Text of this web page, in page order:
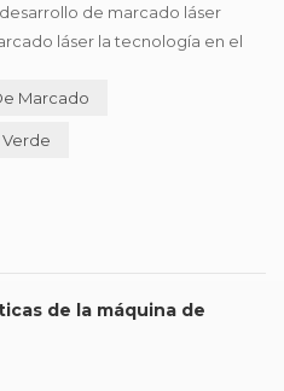
de marcado láser
láser la tecnología en el
la aplicación del láser , se
Marcado
de la máquina de